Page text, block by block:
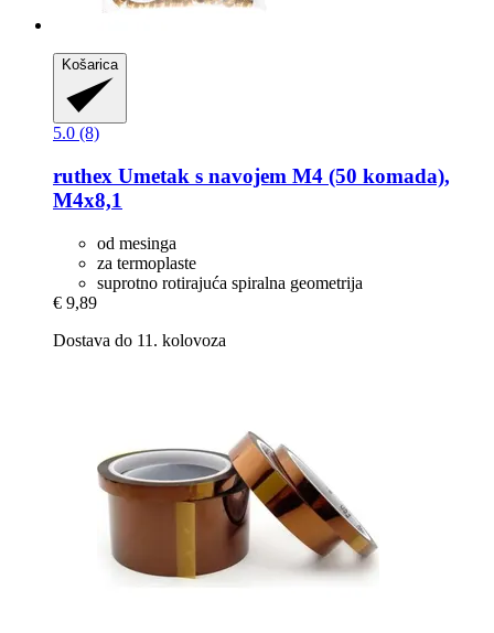
Košarica
5.0 (8)
ruthex Umetak s navojem M4 (50 komada),
M4x8,1
od mesinga
za termoplaste
suprotno rotirajuća spiralna geometrija
€ 9,89
Dostava do 11. kolovoza